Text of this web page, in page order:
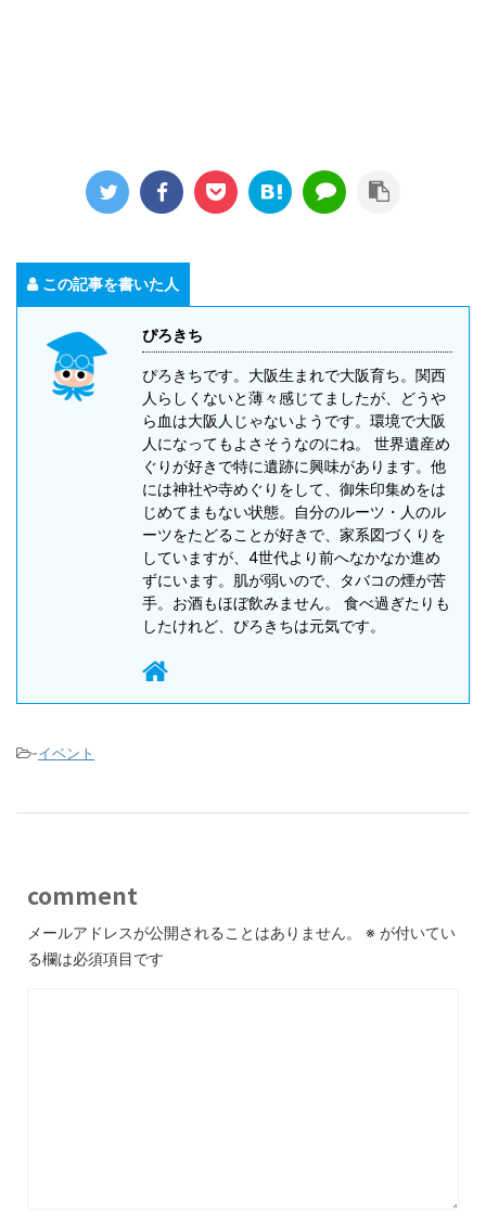
この記事を書いた人
ぴろきち
ぴろきちです。大阪生まれで大阪育ち。関西
人らしくないと薄々感じてましたが、どうや
ら血は大阪人じゃないようです。環境で大阪
人になってもよさそうなのにね。 世界遺産め
ぐりが好きで特に遺跡に興味があります。他
には神社や寺めぐりをして、御朱印集めをは
じめてまもない状態。自分のルーツ・人のル
ーツをたどることが好きで、家系図づくりを
していますが、4世代より前へなかなか進め
ずにいます。肌が弱いので、タバコの煙が苦
手。お酒もほぼ飲みません。 食べ過ぎたりも
したけれど、ぴろきちは元気です。
-イベント
comment
メールアドレスが公開されることはありません。 ※ が付いてい
る欄は必須項目です